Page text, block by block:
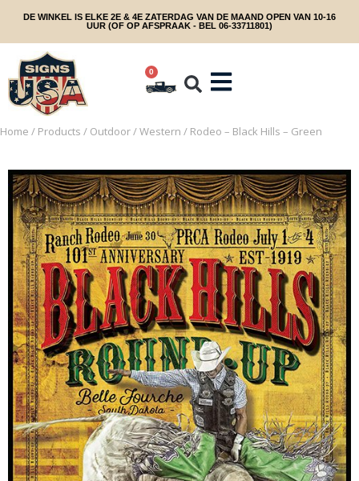
DE WINKEL IS ELKE 2E & 4E ZATERDAG VAN DE MAAND OPEN VAN 10-16
UUR (OF OP AFSPRAAK - BEL 06-33711801)
0
Home / Products / Outdoor/Western / Rodeo – Black Hills – Green